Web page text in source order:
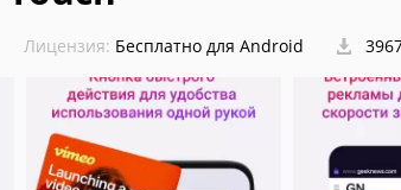
Лицензия: Бесплатно для Android